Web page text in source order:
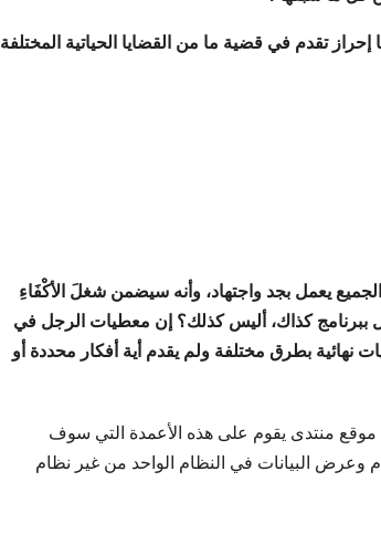
إحراز تقدم في قضية ما من القضايا الحياتية المختلفة
يعمل بجد واجتهاد، وأنه سيضمن شغلَ الأكْفَاءِ
ببرنامج كذاك، أليس كذلك؟ إن معطيات الرجل في
نهائية بطرق مختلفة ولم يقدم أية أفكار محددة أو
موقع منتدى يقوم على هذه الأعمدة التي سوف
وعرض البيانات في النظام الواحد من غير نظام